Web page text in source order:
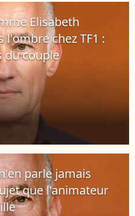
Elisabeth
l'ombre chez TF1 :
du couple
parle jamais
que l'animateur